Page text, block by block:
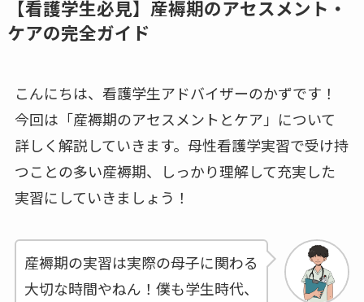
【看護学生必見】産褥期のアセスメント・
ケアの完全ガイド
こんにちは、看護学生アドバイザーのかずです！
今回は「産褥期のアセスメントとケア」について
詳しく解説していきます。母性看護学実習で受け持
つことの多い産褥期、しっかり理解して充実した
実習にしていきましょう！
産褥期の実習は実際の母子に関わる
大切な時間やねん！僕も学生時代、